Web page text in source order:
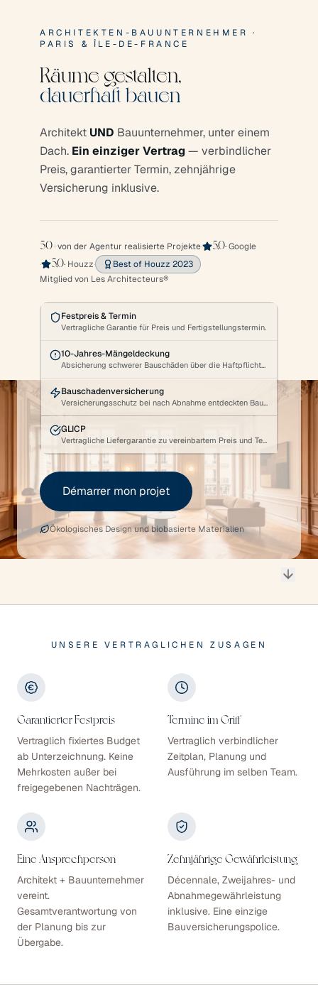
ARCHITEKTEN-BAUUNTERNEHMER ·
PARIS & ÎLE-DE-FRANCE
Räume gestalten,
dauerhaft bauen
Architekt UND Bauunternehmer, unter einem
Dach. Ein einziger Vertrag — verbindlicher
Preis, garantierter Termin, zehnjährige
Versicherung inklusive.
50+von der Agentur realisierte Projekte· 5,0·Google
·
5,0· Houzz·
Best of Houzz 2023
Mitglied von Les Architecteurs®
Festpreis & Termin
Vertragliche Garantie für Preis und Fertigstellungstermin.
10-Jahres-Mängeldeckung
Absicherung schwerer Bauschäden über die Haftpflichtversicherung.
Bauschadenversicherung
Versicherungsschutz bei nach Abnahme entdeckten Baumängeln.
GLICP
Vertragliche Liefergarantie zu vereinbartem Preis und Termin.
Démarrer mon projet
Ökologisches Design und biobasierte Materialien
Unsere vertraglichen Zusagen
UNSERE VERTRAGLICHEN ZUSAGEN
Garantierter Festpreis
Vertraglich fixiertes Budget
ab Unterzeichnung. Keine
Mehrkosten außer bei
freigegebenen Nachträgen.
Termine im Griff
Vertraglich verbindlicher
Zeitplan, Planung und
Ausführung im selben Team.
Eine Ansprechperson
Architekt + Bauunternehmer
vereint.
Gesamtverantwortung von
der Planung bis zur
Übergabe.
Zehnjährige Gewährleistung
Décennale, Zweijahres- und
Abnahmegewährleistung
inklusive. Eine einzige
Bauversicherungspolice.